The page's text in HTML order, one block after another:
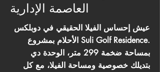
العاصمة الإدارية
عيش إحساس الفيلا الحقيقي في دوبلكس
الأحلام بمشروع Suli Golf Residence.
بمساحة ضخمة 299 متر، الوحدة دي
بتديلك خصوصية ومساحة الفيلا، مع كل